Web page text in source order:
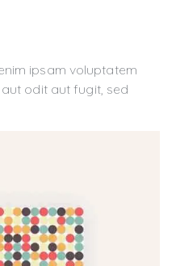
ipsam voluptatem
odit aut fugit, sed